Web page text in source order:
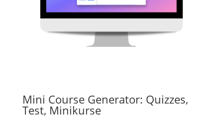
Mini Course Generator: Quizzes,
Test, Minikurse